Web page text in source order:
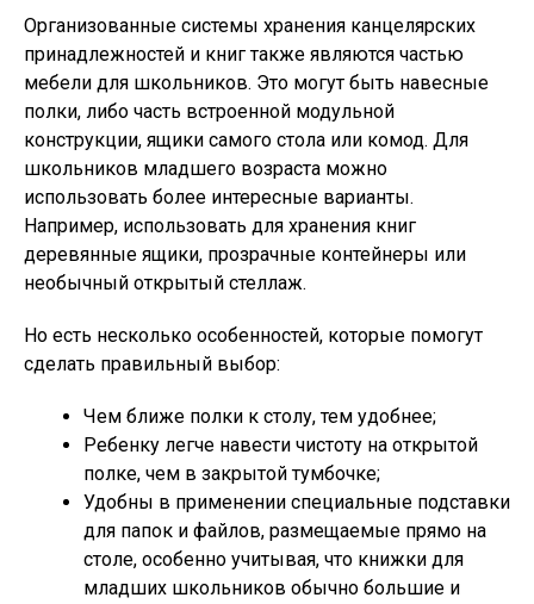
Организованные системы хранения канцелярских
принадлежностей и книг также являются частью
мебели для школьников. Это могут быть навесные
полки, либо часть встроенной модульной
конструкции, ящики самого стола или комод. Для
школьников младшего возраста можно
использовать более интересные варианты.
Например, использовать для хранения книг
деревянные ящики, прозрачные контейнеры или
необычный открытый стеллаж.
Но есть несколько особенностей, которые помогут
сделать правильный выбор:
Чем ближе полки к столу, тем удобнее;
Ребенку легче навести чистоту на открытой
полке, чем в закрытой тумбочке;
Удобны в применении специальные подставки
для папок и файлов, размещаемые прямо на
столе, особенно учитывая, что книжки для
младших школьников обычно большие и